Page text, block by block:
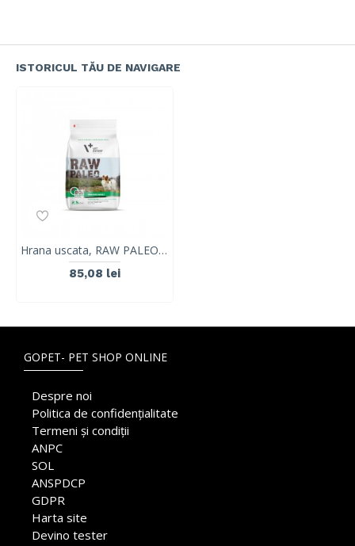
ISTORICUL TĂU DE NAVIGARE
Hrana uscata, RAW PALEO, adult, rase mici, 2.5 kg
85,08 lei
GOPET- PET SHOP ONLINE
Despre noi
Politica de confidențialitate
Termeni și condiții
ANPC
SOL
ANSPDCP
GDPR
Harta site
Devino tester